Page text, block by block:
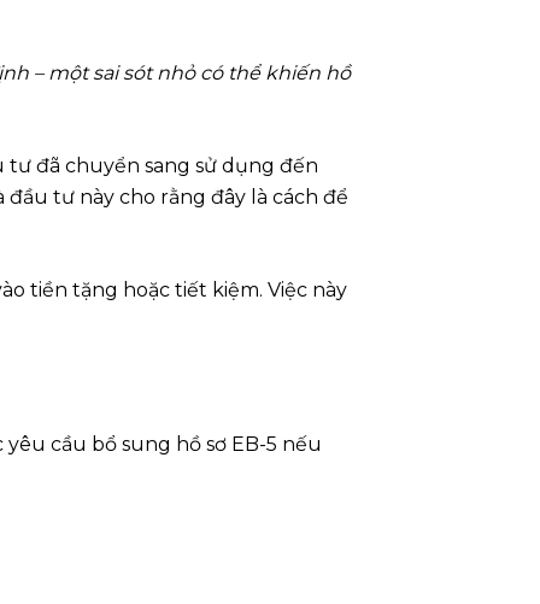
– một sai sót nhỏ có thể khiến hồ
tư đã chuyển sang sử dụng đến
tư này cho rằng đây là cách để
tiền tặng hoặc tiết kiệm. Việc này
cầu bổ sung hồ sơ EB-5 nếu